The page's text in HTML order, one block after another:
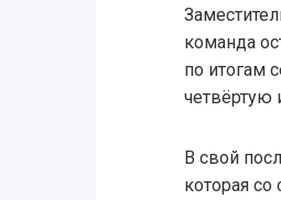
команда
по итогам
четвёртую
В свой
которая